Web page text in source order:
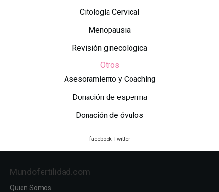
Citología Cervical
Menopausia
Revisión ginecológica
Otros
Asesoramiento y Coaching
Donación de esperma
Donación de óvulos
facebook Twitter
Mundofertilidad.com
Quien Somos